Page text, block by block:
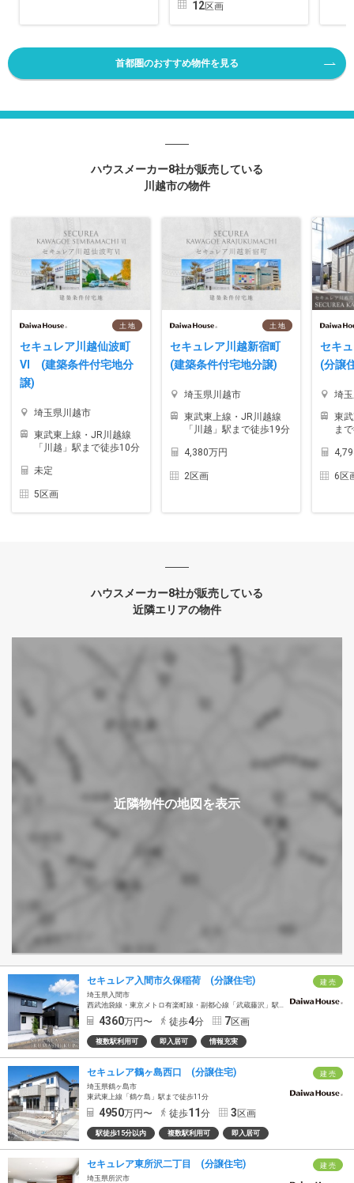
12区画
首都圏のおすすめ物件を見る
ハウスメーカー8社が販売している
川越市の物件
土 地
セキュレア川越仙波町
VI (建築条件付宅地分
譲)
埼玉県川越市
東武東上線・JR川越線
「川越」駅まで徒歩10分
未定
5区画
土 地
セキュレア川越新宿町
(建築条件付宅地分譲)
埼玉県川越市
東武東上線・JR川越線
「川越」駅まで徒歩19分
4,380万円
2区画
セキ
(分譲
埼
東
ま
6区
ハウスメーカー8社が販売している
近隣エリアの物件
建 売
セキュレア入間市久保稲荷 (分譲住宅)
埼玉県入間市
西武池袋線・東京メトロ有楽町線・副都心線「武蔵藤沢」駅西武バス約14分「県営住宅入口」徒歩4分
4360万円〜 徒歩4分 7区画
複数駅利用可 即入居可 情報充実
建 売
セキュレア鶴ヶ島西口 (分譲住宅)
埼玉県鶴ヶ島市
東武東上線「鶴ケ島」駅まで徒歩11分
4950万円〜 徒歩11 分 3区画
駅徒歩15分以内 複数駅利用可 即入居可
建 売
セキュレア東所沢二丁目 (分譲住宅)
埼玉県所沢市